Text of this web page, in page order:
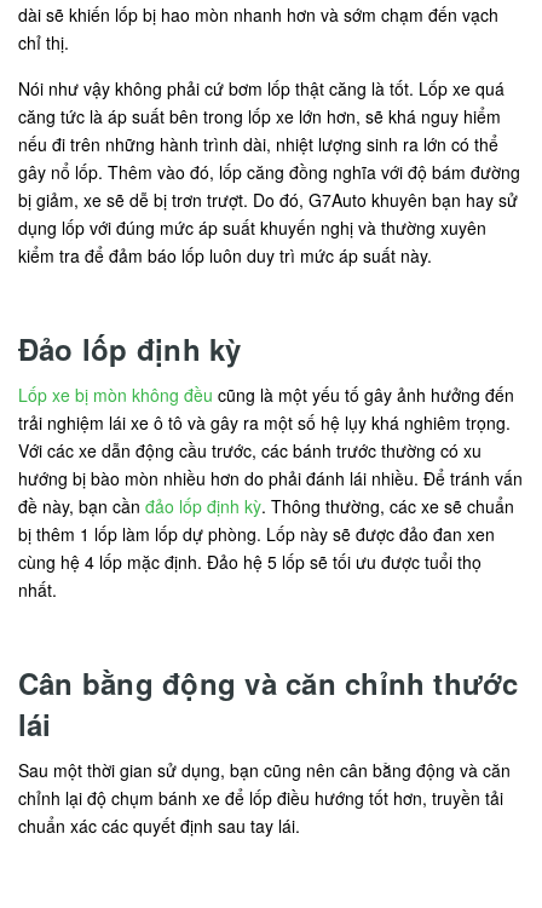
dài sẽ khiến lốp bị hao mòn nhanh hơn và sớm chạm đến vạch
chỉ thị.
Nói như vậy không phải cứ bơm lốp thật căng là tốt. Lốp xe quá
căng tức là áp suất bên trong lốp xe lớn hơn, sẽ khá nguy hiểm
nếu đi trên những hành trình dài, nhiệt lượng sinh ra lớn có thể
gây nổ lốp. Thêm vào đó, lốp căng đồng nghĩa với độ bám đường
bị giảm, xe sẽ dễ bị trơn trượt. Do đó, G7Auto khuyên bạn hay sử
dụng lốp với đúng mức áp suất khuyến nghị và thường xuyên
kiểm tra để đảm báo lốp luôn duy trì mức áp suất này.
Đảo lốp định kỳ
Lốp xe bị mòn không đều cũng là một yếu tố gây ảnh hưởng đến
trải nghiệm lái xe ô tô và gây ra một số hệ lụy khá nghiêm trọng.
Với các xe dẫn động cầu trước, các bánh trước thường có xu
hướng bị bào mòn nhiều hơn do phải đánh lái nhiều. Để tránh vấn
đề này, bạn cần đảo lốp định kỳ. Thông thường, các xe sẽ chuẩn
bị thêm 1 lốp làm lốp dự phòng. Lốp này sẽ được đảo đan xen
cùng hệ 4 lốp mặc định. Đảo hệ 5 lốp sẽ tối ưu được tuổi thọ
nhất.
Cân bằng động và căn chỉnh thước
lái
Sau một thời gian sử dụng, bạn cũng nên cân bằng động và căn
chỉnh lại độ chụm bánh xe để lốp điều hướng tốt hơn, truyền tải
chuẩn xác các quyết định sau tay lái.